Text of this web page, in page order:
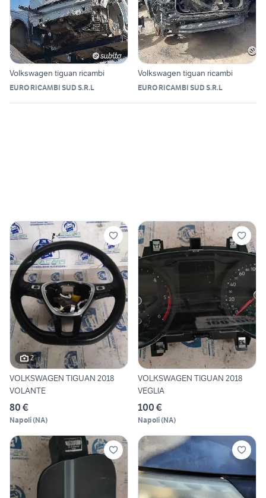
Volkswagen tiguan ricambi
EURO RICAMBI SUD S.R.L
Volkswagen tiguan ricambi
EURO RICAMBI SUD S.R.L
2
VOLKSWAGEN TIGUAN 2018
VOLANTE
80 €
Napoli(NA)
VOLKSWAGEN TIGUAN 2018
VEGLIA
100 €
Napoli(NA)